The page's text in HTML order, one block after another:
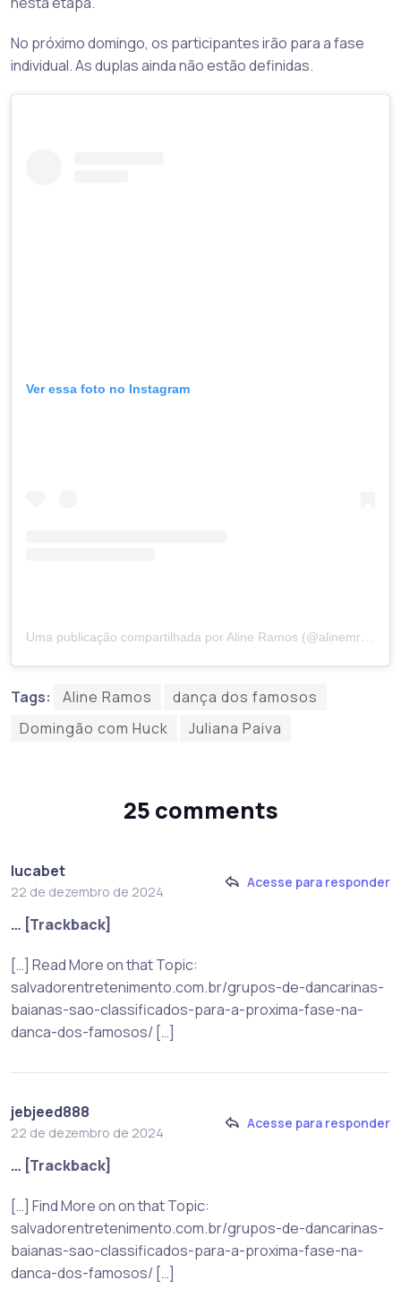
No próximo domingo, os participantes irão para a fase
individual. As duplas ainda não estão definidas.
Ver essa foto no Instagram
Tags: Aline Ramos
dança dos famosos
Domingão com Huck
Juliana Paiva
25 comments
lucabet
22 de dezembro de 2024
Acesse para responder
… [Trackback]
[…] Read More on that Topic:
salvadorentretenimento.com.br/grupos-de-dancarinas-
baianas-sao-classificados-para-a-proxima-fase-na-
danca-dos-famosos/ […]
jebjeed888
22 de dezembro de 2024
Acesse para responder
… [Trackback]
[…] Find More on on that Topic:
salvadorentretenimento.com.br/grupos-de-dancarinas-
baianas-sao-classificados-para-a-proxima-fase-na-
danca-dos-famosos/ […]